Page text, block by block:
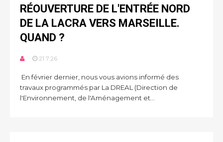
RÉOUVERTURE DE L'ENTRÉE NORD
DE LA LACRA VERS MARSEILLE.
QUAND ?
21.7.26
En février dernier, nous vous avions informé des
travaux programmés par La DREAL (Direction de
l'Environnement, de l'Aménagement et...